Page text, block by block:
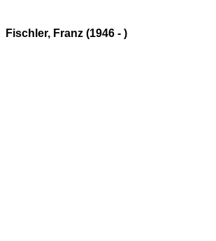
Fischler, Franz (1946 - )